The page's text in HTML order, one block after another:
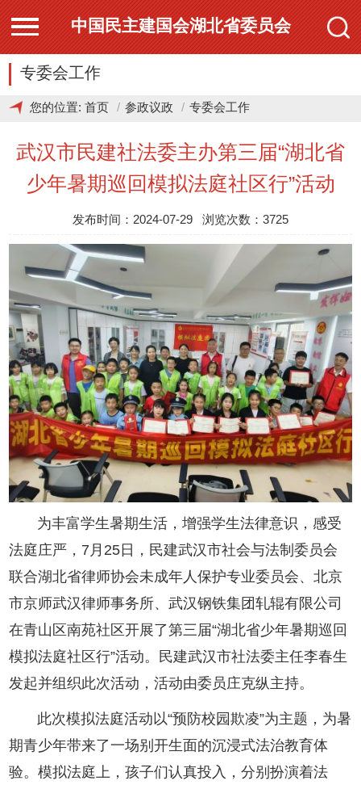
中国民主建国会湖北省委员会
专委会工作
您的位置: 首页 参政议政 专委会工作
武汉市民建社法委主办第三届“湖北省
少年暑期巡回模拟法庭社区行”活动
发布时间：2024-07-29 浏览次数：3725
为丰富学生暑期生活，增强学生法律意识，感受
法庭庄严，7月25日，民建武汉市社会与法制委员会
联合湖北省律师协会未成年人保护专业委员会、北京
市京师武汉律师事务所、武汉钢铁集团轧辊有限公司
在青山区南苑社区开展了第三届“湖北省少年暑期巡回
模拟法庭社区行”活动。民建武汉市社法委主任李春生
发起并组织此次活动，活动由委员庄克纵主持。
此次模拟法庭活动以“预防校园欺凌”为主题，为暑
期青少年带来了一场别开生面的沉浸式法治教育体
验。模拟法庭上，孩子们认真投入，分别扮演着法